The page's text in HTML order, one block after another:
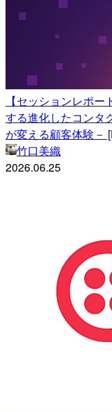
【セッションレポ
する進化したコンタ
が変える顧客体験－
竹口美織
2026.06.25